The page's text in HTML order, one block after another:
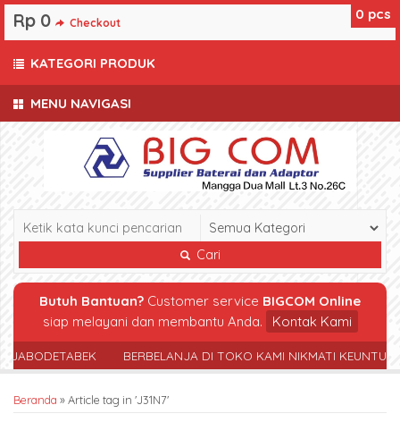
MENU NAVIGASI
Cari
Butuh Bantuan? Customer service BIGCOM Online
siap melayani dan membantu Anda.
Kontak Kami
JABODETABEK BERBELANJA DI TOKO KAMI NIKMATI
Beranda »Article tag in 'J31N7'
0 pcs
Rp 0 Checkout
KATEGORI PRODUK